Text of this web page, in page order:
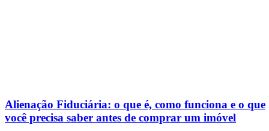
Alienação Fiduciária: o que é, como funciona e o que
você precisa saber antes de comprar um imóvel